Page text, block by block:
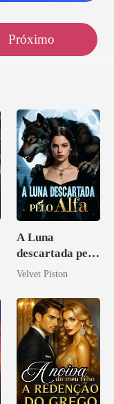
Próximo
A Luna
descartada pelo
Alfa
Velvet Piston